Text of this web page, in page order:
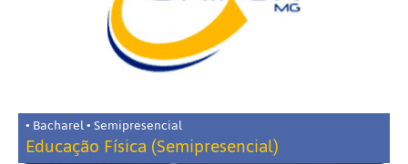
• Bacharel • Semipresencial
Educação Física (Semipresencial)